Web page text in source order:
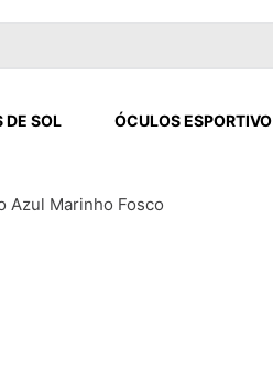
DE SOL ÓCULOS ESPORTIVO
Azul Marinho Fosco